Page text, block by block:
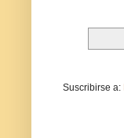
Suscribirse a: